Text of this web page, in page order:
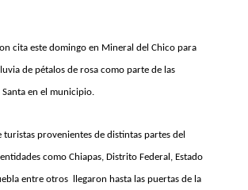
cita este domingo en Mineral del Chico para
de pétalos de rosa como parte de las
Santa en el municipio.
turistas provenientes de distintas partes del
como Chiapas, Distrito Federal, Estado
entre otros llegaron hasta las puertas de la